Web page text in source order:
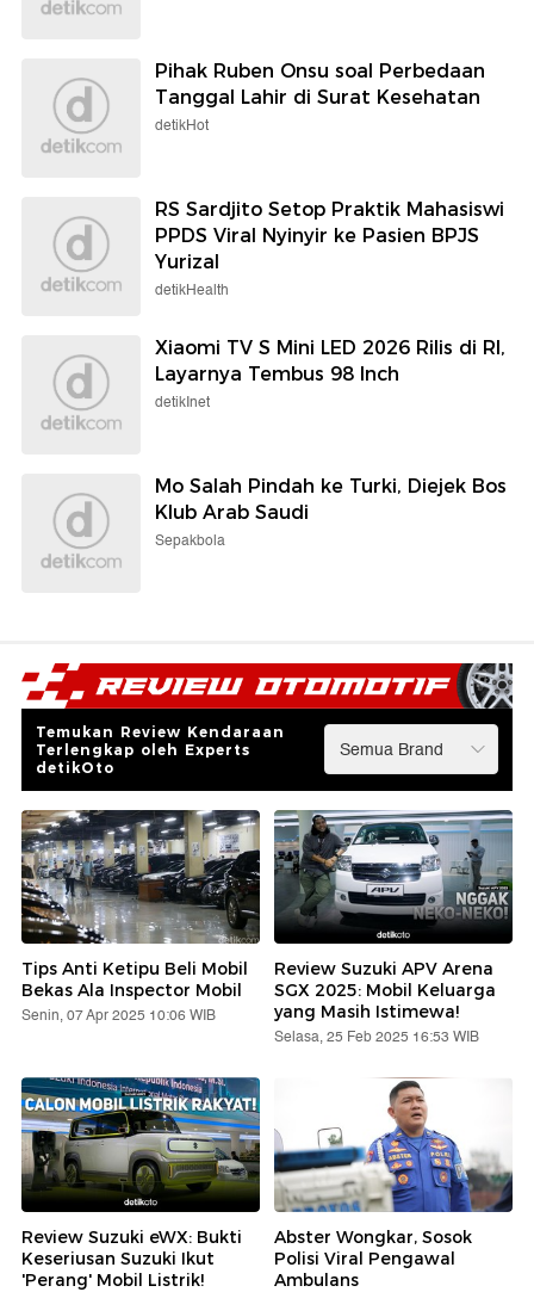
Pihak Ruben Onsu soal Perbedaan
Tanggal Lahir di Surat Kesehatan
detikHot
RS Sardjito Setop Praktik Mahasiswi
PPDS Viral Nyinyir ke Pasien BPJS
Yurizal
detikHealth
Xiaomi TV S Mini LED 2026 Rilis di RI,
Layarnya Tembus 98 Inch
detikInet
Mo Salah Pindah ke Turki, Diejek Bos
Klub Arab Saudi
Sepakbola
Temukan Review Kendaraan
Terlengkap oleh Experts
detikOto
Tips Anti Ketipu Beli Mobil
Bekas Ala Inspector Mobil
Senin, 07 Apr 2025 10:06 WIB
Review Suzuki APV Arena
SGX 2025: Mobil Keluarga
yang Masih Istimewa!
Selasa, 25 Feb 2025 16:53 WIB
Review Suzuki eWX: Bukti
Keseriusan Suzuki Ikut
'Perang' Mobil Listrik!
Abster Wongkar, Sosok
Polisi Viral Pengawal
Ambulans